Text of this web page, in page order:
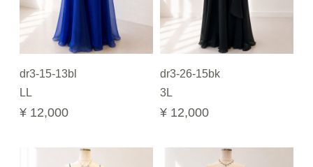
dr3-15-13bl
LL
¥ 12,000
dr3-26-15bk
3L
¥ 12,000